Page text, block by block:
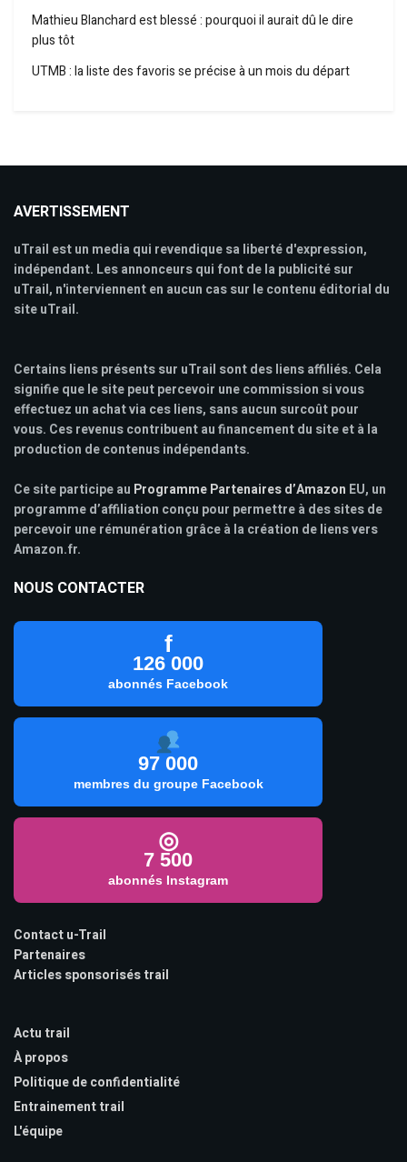
Mathieu Blanchard est blessé : pourquoi il aurait dû le dire
plus tôt
UTMB : la liste des favoris se précise à un mois du départ
AVERTISSEMENT
uTrail est un media qui revendique sa liberté d'expression,
indépendant. Les annonceurs qui font de la publicité sur
uTrail, n'interviennent en aucun cas sur le contenu éditorial du
site uTrail.
Certains liens présents sur uTrail sont des liens affiliés. Cela
signifie que le site peut percevoir une commission si vous
effectuez un achat via ces liens, sans aucun surcoût pour
vous. Ces revenus contribuent au financement du site et à la
production de contenus indépendants.
Ce site participe au Programme Partenaires d’Amazon EU, un
programme d’affiliation conçu pour permettre à des sites de
percevoir une rémunération grâce à la création de liens vers
Amazon.fr.
NOUS CONTACTER
f
126 000
abonnés Facebook
97 000
membres du groupe Facebook
◎
7 500
abonnés Instagram
Contact u-Trail
Partenaires
Articles sponsorisés trail
Actu trail
À propos
Politique de confidentialité
Entrainement trail
L'équipe